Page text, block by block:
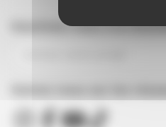
Inscrivez-vous à la